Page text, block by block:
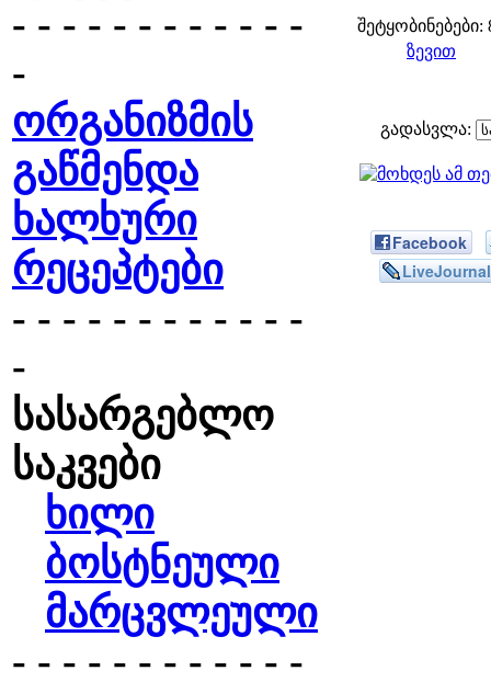
- - - - - - - - - - - -
-
ორგანიზმის
გაწმენდა
ხალხური
რეცეპტები
- - - - - - - - - - - -
-
სასარგებლო
საკვები
ხილი
ბოსტნეული
მარცვლეული
- - - - - - - - - - - -
შეტყობინებები:
ზევით
გადასვლა:
Facebook
LiveJournal